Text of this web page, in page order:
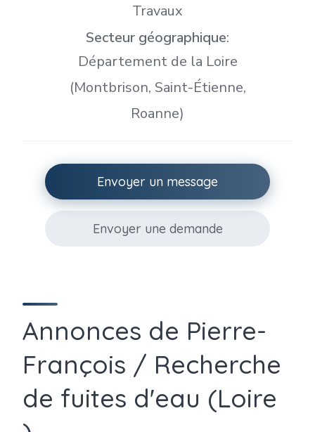
Travaux
Secteur géographique:
Département de la Loire
(Montbrison, Saint-Étienne,
Roanne)
Envoyer un message
Envoyer une demande
Annonces de Pierre-
François / Recherche
de fuites d'eau (Loire